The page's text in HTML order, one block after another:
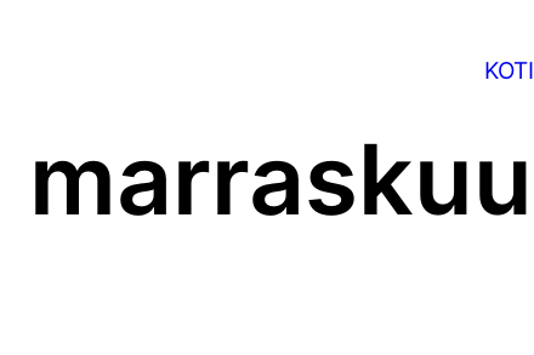
KOTI
marraskuu